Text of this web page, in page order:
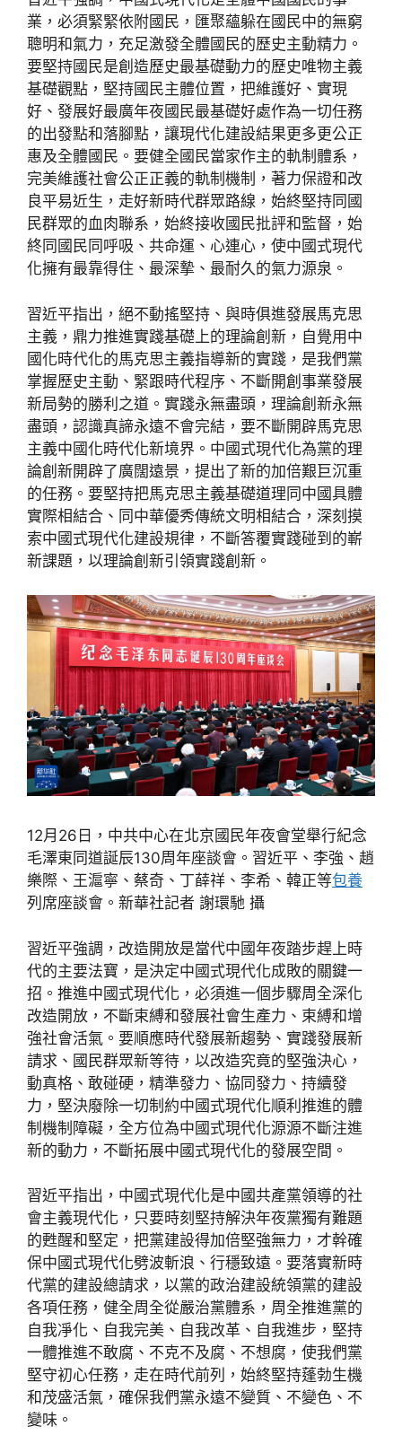
業，必須緊緊依附國民，匯聚蘊躲在國民中的無窮
聰明和氣力，充足激發全體國民的歷史主動精力。
要堅持國民是創造歷史最基礎動力的歷史唯物主義
基礎觀點，堅持國民主體位置，把維護好、實現
好、發展好最廣年夜國民最基礎好處作為一切任務
的出發點和落腳點，讓現代化建設結果更多更公正
惠及全體國民。要健全國民當家作主的軌制體系，
完美維護社會公正正義的軌制機制，著力保證和改
良平易近生，走好新時代群眾路線，始終堅持同國
民群眾的血肉聯系，始終接收國民批評和監督，始
終同國民同呼吸、共命運、心連心，使中國式現代
化擁有最靠得住、最深摯、最耐久的氣力源泉。
習近平指出，絕不動搖堅持、與時俱進發展馬克思
主義，鼎力推進實踐基礎上的理論創新，自覺用中
國化時代化的馬克思主義指導新的實踐，是我們黨
掌握歷史主動、緊跟時代程序、不斷開創事業發展
新局勢的勝利之道。實踐永無盡頭，理論創新永無
盡頭，認識真諦永遠不會完結，要不斷開辟馬克思
主義中國化時代化新境界。中國式現代化為黨的理
論創新開辟了廣闊遠景，提出了新的加倍艱巨沉重
的任務。要堅持把馬克思主義基礎道理同中國具體
實際相結合、同中華優秀傳統文明相結合，深刻摸
索中國式現代化建設規律，不斷答覆實踐碰到的嶄
新課題，以理論創新引領實踐創新。
12月26日，中共中心在北京國民年夜會堂舉行紀念
毛澤東同道誕辰130周年座談會。習近平、李強、趙
樂際、王滬寧、蔡奇、丁薛祥、李希、韓正等包養
列席座談會。新華社記者 謝環馳 攝
習近平強調，改造開放是當代中國年夜踏步趕上時
代的主要法寶，是決定中國式現代化成敗的關鍵一
招。推進中國式現代化，必須進一個步驟周全深化
改造開放，不斷束縛和發展社會生產力、束縛和增
強社會活氣。要順應時代發展新趨勢、實踐發展新
請求、國民群眾新等待，以改造究竟的堅強決心，
動真格、敢碰硬，精準發力、協同發力、持續發
力，堅決廢除一切制約中國式現代化順利推進的體
制機制障礙，全方位為中國式現代化源源不斷注進
新的動力，不斷拓展中國式現代化的發展空間。
習近平指出，中國式現代化是中國共產黨領導的社
會主義現代化，只要時刻堅持解決年夜黨獨有難題
的甦醒和堅定，把黨建設得加倍堅強無力，才幹確
保中國式現代化劈波斬浪、行穩致遠。要落實新時
代黨的建設總請求，以黨的政治建設統領黨的建設
各項任務，健全周全從嚴治黨體系，周全推進黨的
自我凈化、自我完美、自我改革、自我進步，堅持
一體推進不敢腐、不克不及腐、不想腐，使我們黨
堅守初心任務，走在時代前列，始終堅持蓬勃生機
和茂盛活氣，確保我們黨永遠不變質、不變色、不
變味。